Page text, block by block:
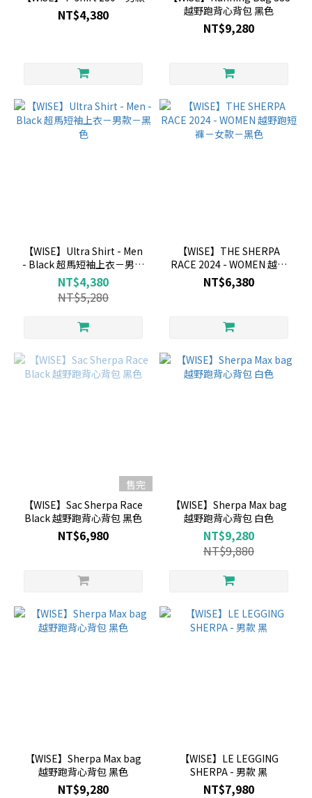
NT$4,380
越野跑背心背包 黑色
NT$9,280
【WISE】Ultra Shirt - Men
- Black 超馬短袖上衣－男款
－黑色
NT$4,380
NT$5,280
【WISE】THE SHERPA
RACE 2024 - WOMEN 越野
跑短褲－女款－黑色
NT$6,380
售完
【WISE】Sac Sherpa Race
Black 越野跑背心背包 黑色
NT$6,980
【WISE】Sherpa Max bag
越野跑背心背包 白色
NT$9,280
NT$9,880
【WISE】Sherpa Max bag
越野跑背心背包 黑色
NT$9,280
【WISE】LE LEGGING
SHERPA - 男款 黑
NT$7,980